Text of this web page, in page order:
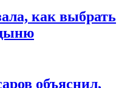
как выбрать
объяснил,